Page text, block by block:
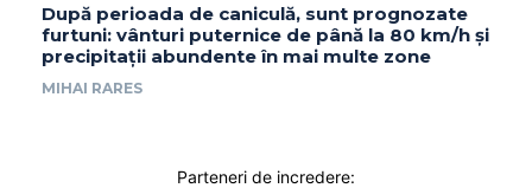
După perioada de caniculă, sunt prognozate
furtuni: vânturi puternice de până la 80 km/h și
precipitații abundente în mai multe zone
MIHAI RARES
Parteneri de incredere: